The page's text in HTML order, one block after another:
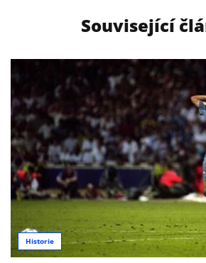
Související
Historie